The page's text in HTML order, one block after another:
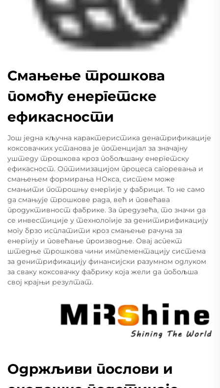
Смањење трошкова
помоћу енергетске
ефикасности
Још једна кључна карактеристика денатрификације
коксовачких установа је потенцијал за значајну
уштеду трошкова кроз побољшану енергетску
ефикасност. Оптимизацијом процеса сагоревања и
смањењем формирања НОкса, систем може
смањити потрошњу енергије у фабрици. То не само
да смањује трошкове рада, већ и повећава
продуктивност фабрике. За предузећа, то значи да
се инвестиције у технологије за денитирификацију
могу брзо исплатити кроз смањење рачуна за
енергију и повећање производње. Овај аспект
штедње трошкова чини имплементацију система
за денитрификацију финансијски разумном одлуком
за сваку коксовачку фабрику која жели да побољша
свој крајњи резултат.
Одржљиви послови и